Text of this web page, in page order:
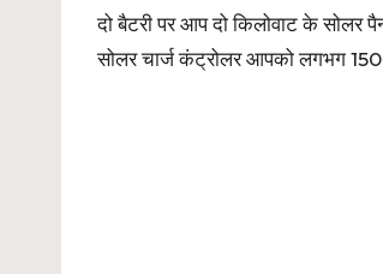
दो बैटरी पर आप दो किलोवाट के
सोलर चार्ज कंट्रोलर आपको लगभग